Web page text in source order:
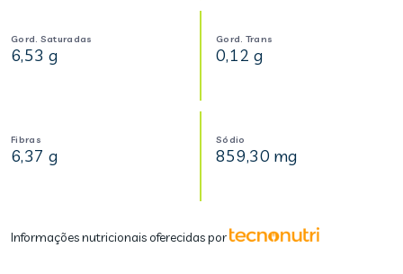
Gord. Saturadas
6,53 g
Gord. Trans
0,12 g
Fibras
6,37 g
Sódio
859,30 mg
Informações nutricionais oferecidas por